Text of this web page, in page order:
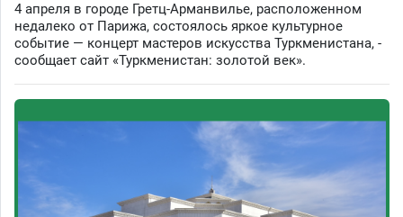
4 апреля в городе Гретц-Арманвилье, расположенном
недалеко от Парижа, состоялось яркое культурное
событие — концерт мастеров искусства Туркменистана, -
сообщает сайт «Туркменистан: золотой век».